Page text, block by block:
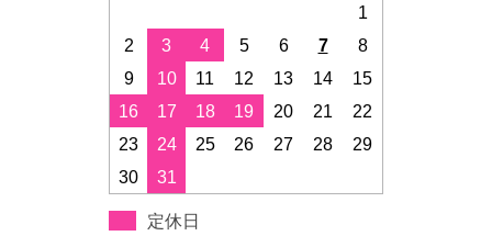
1
2
3 4 5 6 7
8
9
10 11 12 13 14
15
16
17 18 19 20 21
22
23
24 25 26 27 28
29
30
31
定休日